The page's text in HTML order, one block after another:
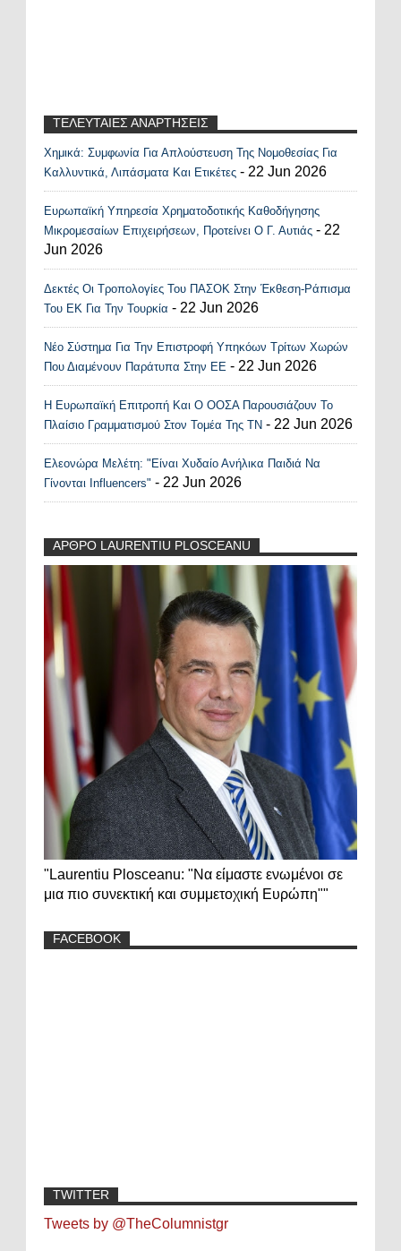
ΤΕΛΕΥΤΑΙΕΣ ΑΝΑΡΤΗΣΕΙΣ
Recent Posts Widget
Χημικά: Συμφωνία Για Απλούστευση Της Νομοθεσίας Για
Καλλυντικά, Λιπάσματα Και Ετικέτες - 22 Jun 2026
Ευρωπαϊκή Υπηρεσία Χρηματοδοτικής Καθοδήγησης
Μικρομεσαίων Επιχειρήσεων, Προτείνει Ο Γ. Αυτιάς - 22
Jun 2026
Δεκτές Οι Τροπολογίες Του ΠΑΣΟΚ Στην Έκθεση-Ράπισμα
Του ΕΚ Για Την Τουρκία - 22 Jun 2026
Νέο Σύστημα Για Την Επιστροφή Υπηκόων Τρίτων Χωρών
Που Διαμένουν Παράτυπα Στην ΕΕ - 22 Jun 2026
Η Ευρωπαϊκή Επιτροπή Και Ο ΟΟΣΑ Παρουσιάζουν Το
Πλαίσιο Γραμματισμού Στον Τομέα Της ΤΝ - 22 Jun 2026
Ελεονώρα Μελέτη: "Είναι Χυδαίο Ανήλικα Παιδιά Να
Γίνονται Influencers" - 22 Jun 2026
ΑΡΘΡΟ LAURENTIU PLOSCEANU
"Laurentiu Plosceanu: "Να είμαστε ενωμένοι σε
μια πιο συνεκτική και συμμετοχική Ευρώπη""
FACEBOOK
TWITTER
Tweets by @TheColumnistgr